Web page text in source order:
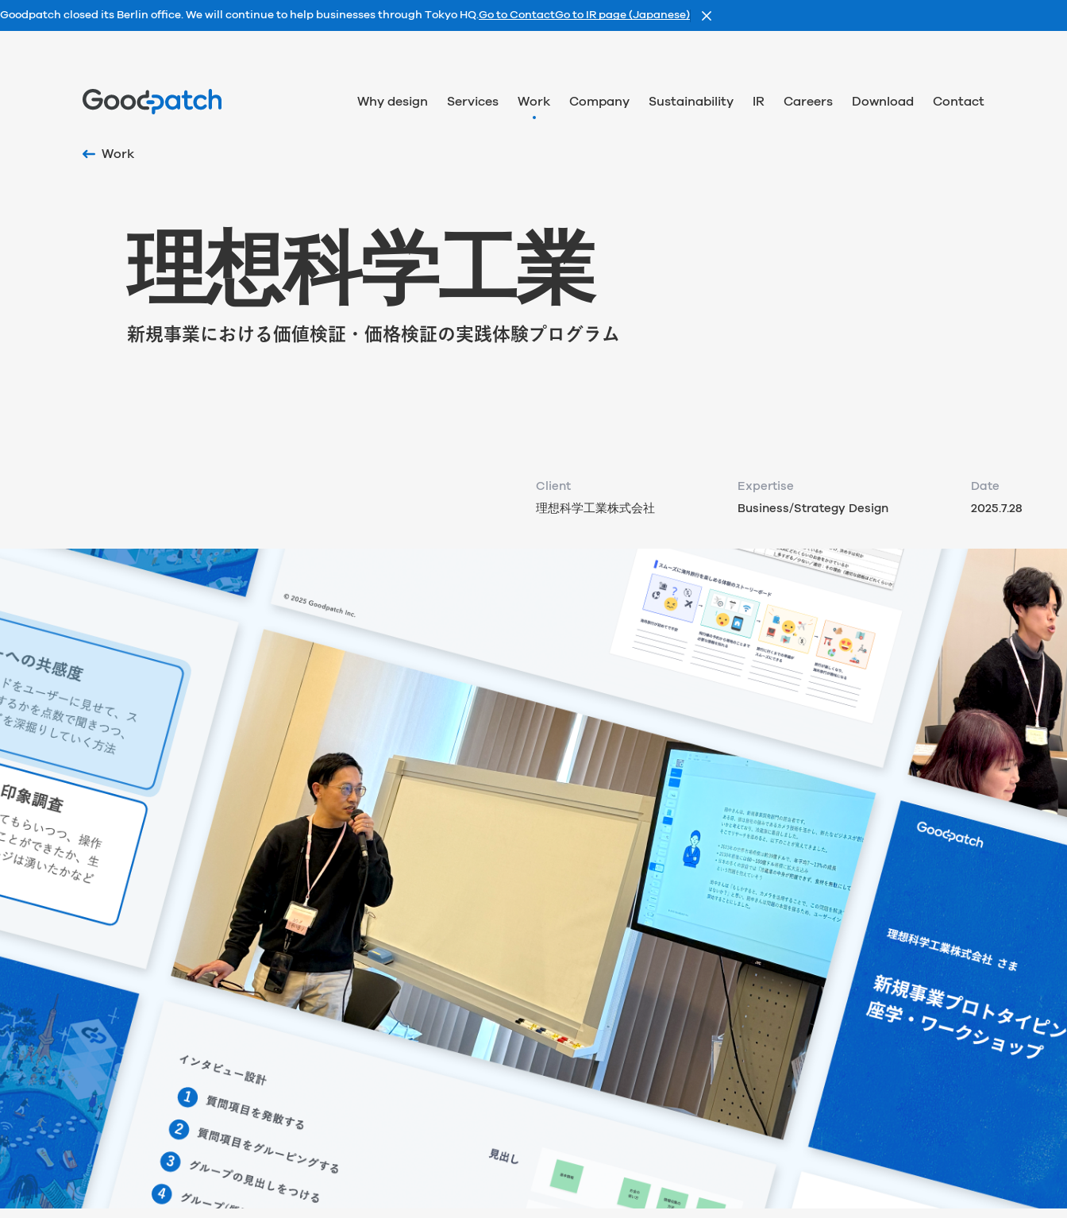
Goodpatch closed its Berlin office. We will continue to help businesses through Tokyo HQ.Go to ContactGo to IR page (Japanese)
Why design Services Work Company Sustainability IR Careers Download Contact
Work
理想科学工業
新規事業における価値検証・価格検証の実践体験プログラム
Client
理想科学工業株式会社
Expertise
Business/Strategy Design
Date
2025.7.28